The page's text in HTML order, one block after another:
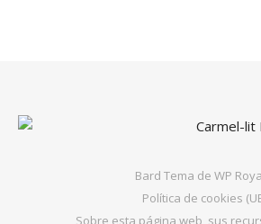
Bard Tema de WP
Política de cookies
Sobre esta página web, sus